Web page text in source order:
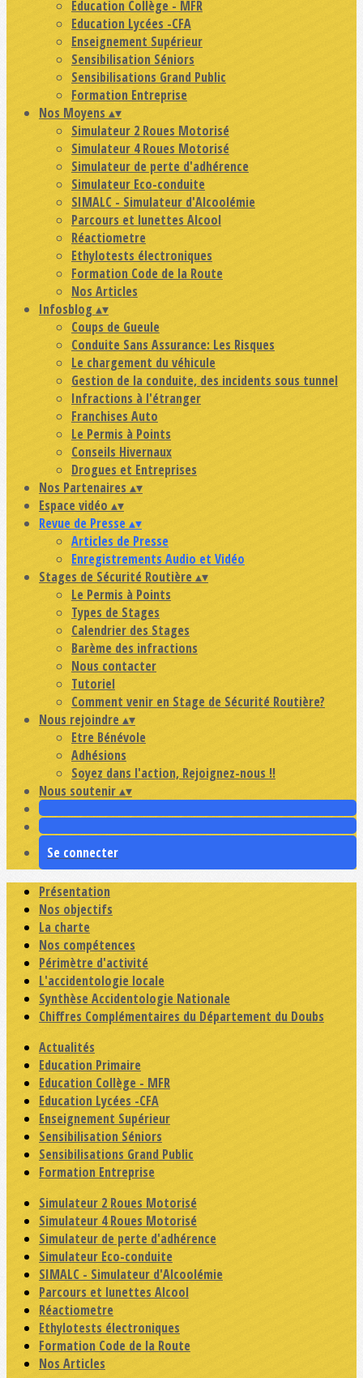
Education Collège - MFR
Education Lycées -CFA
Enseignement Supérieur
Sensibilisation Séniors
Sensibilisations Grand Public
Formation Entreprise
Nos Moyens ▴▾
Simulateur 2 Roues Motorisé
Simulateur 4 Roues Motorisé
Simulateur de perte d'adhérence
Simulateur Eco-conduite
SIMALC - Simulateur d'Alcoolémie
Parcours et lunettes Alcool
Réactiometre
Ethylotests électroniques
Formation Code de la Route
Nos Articles
Infosblog ▴▾
Coups de Gueule
Conduite Sans Assurance: Les Risques
Le chargement du véhicule
Gestion de la conduite, des incidents sous tunnel
Infractions à l'étranger
Franchises Auto
Le Permis à Points
Conseils Hivernaux
Drogues et Entreprises
Nos Partenaires ▴▾
Espace vidéo ▴▾
Revue de Presse▴▾
Articles de Presse
Enregistrements Audio et Vidéo
Stages de Sécurité Routière ▴▾
Le Permis à Points
Types de Stages
Calendrier des Stages
Barème des infractions
Nous contacter
Tutoriel
Comment venir en Stage de Sécurité Routière?
Nous rejoindre ▴▾
Etre Bénévole
Adhésions
Soyez dans l'action, Rejoignez-nous !!
Nous soutenir▴▾
Se connecter
Présentation
Nos objectifs
La charte
Nos compétences
Périmètre d'activité
L'accidentologie locale
Synthèse Accidentologie Nationale
Chiffres Complémentaires du Département du Doubs
Actualités
Education Primaire
Education Collège - MFR
Education Lycées -CFA
Enseignement Supérieur
Sensibilisation Séniors
Sensibilisations Grand Public
Formation Entreprise
Simulateur 2 Roues Motorisé
Simulateur 4 Roues Motorisé
Simulateur de perte d'adhérence
Simulateur Eco-conduite
SIMALC - Simulateur d'Alcoolémie
Parcours et lunettes Alcool
Réactiometre
Ethylotests électroniques
Formation Code de la Route
Nos Articles